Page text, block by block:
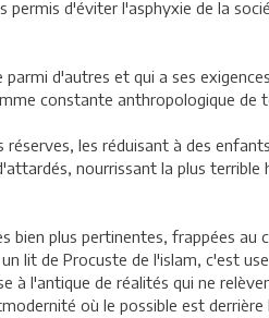
d'éviter l'asphyxie de la
d'autres et qui a ses
constante anthropologique de
réserves, les réduisant à des
nourrissant la plus terrible
bien plus pertinentes, frappées au
lit de Procuste de l'islam, c'est
à l'antique de réalités qui ne
où le possible est derrière